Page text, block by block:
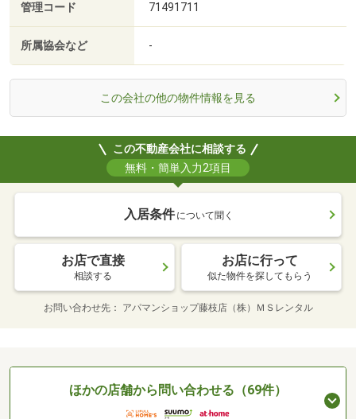
管理コード 71491711
所属協会など -
この会社の他の物件情報を見る
この不動産会社に相談する
無料・簡単入力2項目
入居条件 について聞く
お店で直接
相談する
お店に行って
似た物件を探してもらう
お問い合わせ先 アパマンショップ藤枝店（株）ＭＳレンタル
ほかの店舗から問い合わせる（69件）